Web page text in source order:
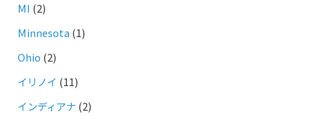
MI (2)
Minnesota (1)
Ohio (2)
イリノイ (11)
インディアナ(2)